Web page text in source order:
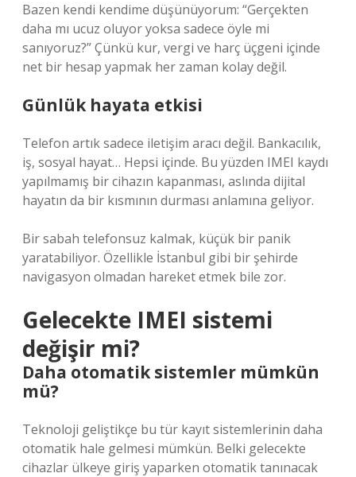
Bazen kendi kendime düşünüyorum: “Gerçekten
daha mı ucuz oluyor yoksa sadece öyle mi
sanıyoruz?” Çünkü kur, vergi ve harç üçgeni içinde
net bir hesap yapmak her zaman kolay değil.
Günlük hayata etkisi
Telefon artık sadece iletişim aracı değil. Bankacılık,
iş, sosyal hayat… Hepsi içinde. Bu yüzden IMEI kaydı
yapılmamış bir cihazın kapanması, aslında dijital
hayatın da bir kısmının durması anlamına geliyor.
Bir sabah telefonsuz kalmak, küçük bir panik
yaratabiliyor. Özellikle İstanbul gibi bir şehirde
navigasyon olmadan hareket etmek bile zor.
Gelecekte IMEI sistemi
değişir mi?
Daha otomatik sistemler mümkün
mü?
Teknoloji geliştikçe bu tür kayıt sistemlerinin daha
otomatik hale gelmesi mümkün. Belki gelecekte
cihazlar ülkeye giriş yaparken otomatik tanınacak